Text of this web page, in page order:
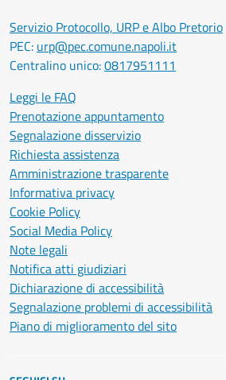
Servizio Protocollo, URP e Albo Pretorio
PEC: urp@pec.comune.napoli.it
Centralino unico:0817951111
Leggi le FAQ
Prenotazione appuntamento
Segnalazione disservizio
Richiesta assistenza
Amministrazione trasparente
Informativa privacy
Cookie Policy
Social Media Policy
Note legali
Notifica atti giudiziari
Dichiarazione di accessibilità
Segnalazione problemi di accessibilità
Piano di miglioramento del sito